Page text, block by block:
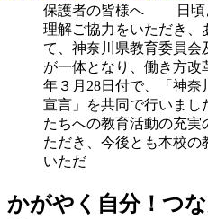
保護者の皆様へ 日頃
理解ご協力をいただき
て、神奈川県教育委員会
が一体となり、働き方改
年３月28日付で、「神
宣言」を共同で行いま
たちへの教育活動の充実
ただき、今後とも本校の
いただ
かがやく自分！つ